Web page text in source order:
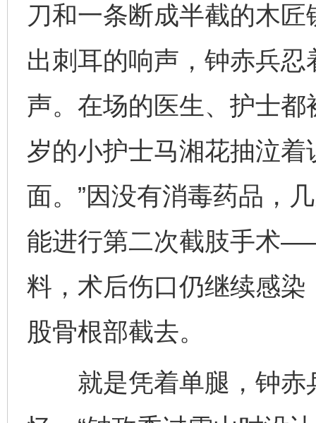
刀和一条断成半截的木
出刺耳的响声，钟赤兵
声。在场的医生、护士
岁的小护士马湘花抽泣着
面。”因没有消毒药品，
能进行第二次截肢手术
料，术后伤口仍继续感
股骨根部截去。
就是凭着单腿，钟赤